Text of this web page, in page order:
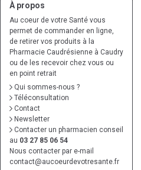
À propos
Au coeur de votre Santé vous
permet de commander en ligne,
de retirer vos produits à la
Pharmacie Caudrésienne à Caudry
ou de les recevoir chez vous ou
en point retrait
Qui sommes-nous ?
Téléconsultation
Contact
Newsletter
Contacter un pharmacien conseil
au 03 27 85 06 54
Nous contacter par e-mail
contact@aucoeurdevotresante.fr